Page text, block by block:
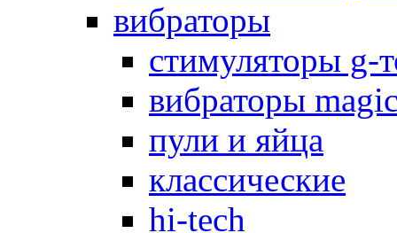
вибраторы
стимуляторы g-
вибраторы
пули и яйца
классические
hi-tech